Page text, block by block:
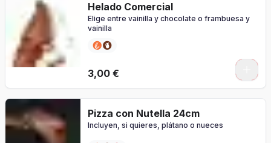
Helado Comercial
Elige entre vainilla y chocolate o frambuesa y
vainilla
3,00 €
Pizza con Nutella 24cm
Incluyen, si quieres, plátano o nueces